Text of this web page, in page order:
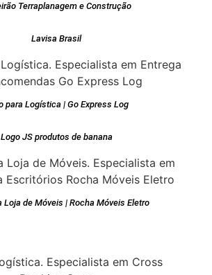
Terraplanagem e Construção
Lavisa Brasil
para Logística | Go Express Log
Logo JS produtos de banana
Loja de Móveis | Rocha Móveis Eletro